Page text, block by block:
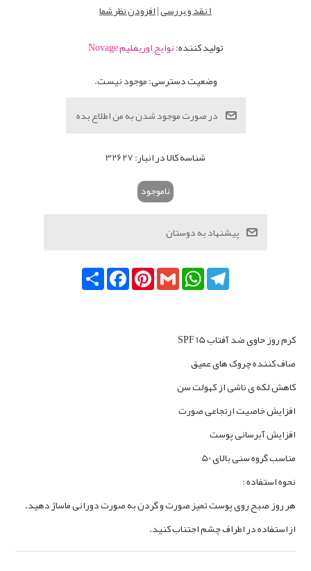
1 نقد و بررسی |افزودن نظر شما
تولید کننده:نوایج اوریفلیم Novage
وضعیت دسترسی:موجود نیست.
شناسه کالا در انبار:32627
ناموجود
اشتراکFacebookPinterestGmail
WhatsAppTelegram
کرم روز حاوی ضد آفتاب SPF 15
صاف کننده چروک های عمیق
کاهش لکه ی ناشی از کهولت سن
افزایش خاصیت ارتجاعی صورت
افزایش آبرسانی پوست
مناسب گروه سنی بالای 50
نحوه استفاده :
هر روز صبح روی پوست تمیز صورت و گردن به صورت دورانی ماساژ دهید.
ازاستفاده در اطراف چشم اجتناب کنید.